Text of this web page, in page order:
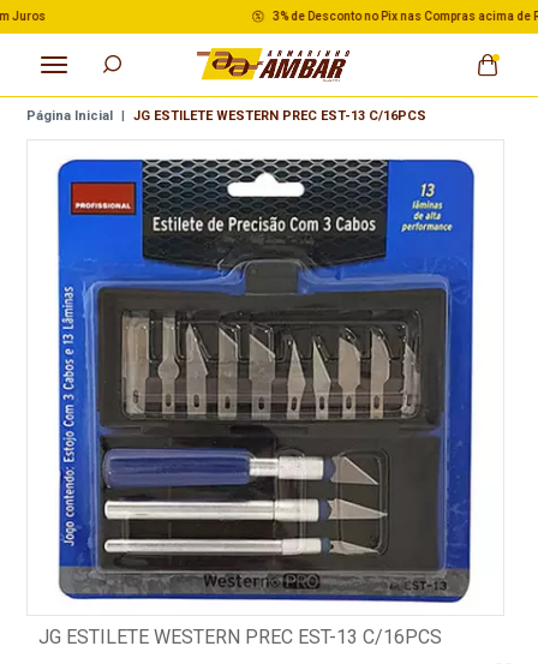
3% de Desconto no Pix nas Compras acima de R$ 500,00
Página Inicial | JG ESTILETE WESTERN PREC EST-13 C/16PCS
JG ESTILETE WESTERN PREC EST-13 C/16PCS